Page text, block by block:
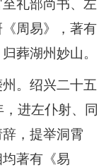
礼部尚书、左
周易》，著有
葬湖州妙山。
。绍兴二十五
进左仆射、同
，提举洞霄
著有《易